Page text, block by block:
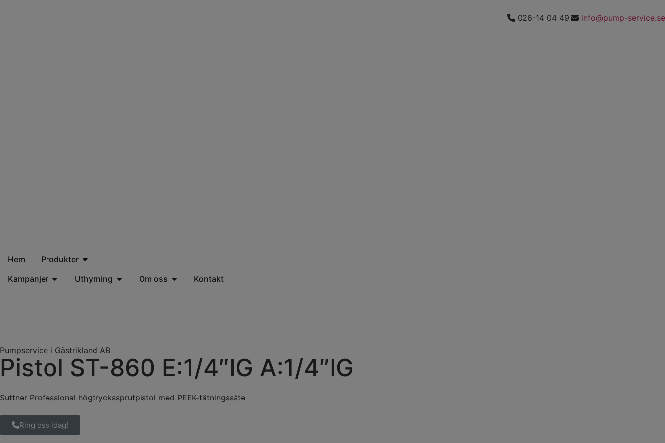
026-14 04 49 info@pump-service.se
Hem
Produkter
Kampanjer
Uthyrning Om oss Kontakt
Pumpservice i Gästrikland AB
Pistol ST-860 E:1/4″IG A:1/4″IG
Suttner Professional högtryckssprutpistol med PEEK-tätningssäte
Ring oss idag!